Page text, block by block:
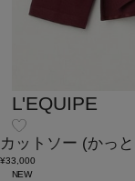
L'EQUIPE
カットソー (かっ
¥33,000
NEW